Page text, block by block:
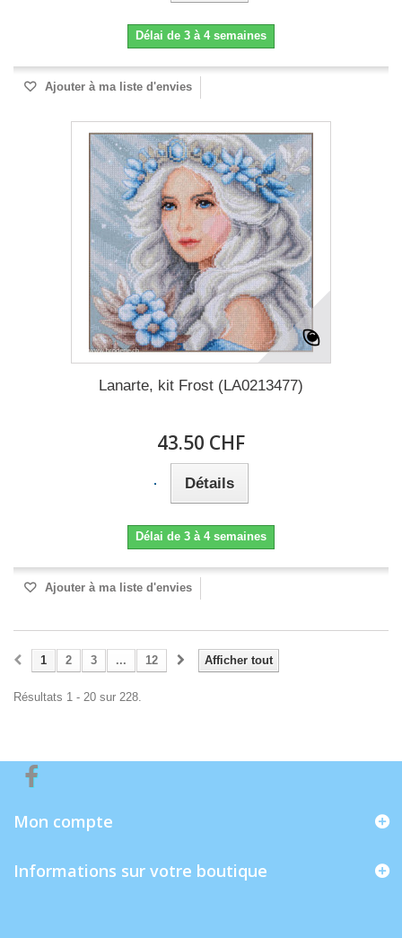
Délai de 3 à 4 semaines
Ajouter à ma liste d'envies
Lanarte, kit Frost (LA0213477)
43.50 CHF
Détails
Délai de 3 à 4 semaines
Ajouter à ma liste d'envies
Afficher tout
1 2 3 ... 12
Résultats 1 - 20 sur 228.
Mon compte
Informations sur votre boutique